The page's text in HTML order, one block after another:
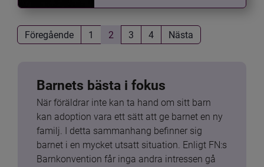
Föregående 1 2 3 4 Nästa
Barnets bästa i fokus
När föräldrar inte kan ta hand om sitt barn
kan adoption vara ett sätt att ge barnet en ny
familj. I detta sammanhang befinner sig
barnet i en mycket utsatt situation. Enligt FN:s
Barnkonvention får inga andra intressen gå